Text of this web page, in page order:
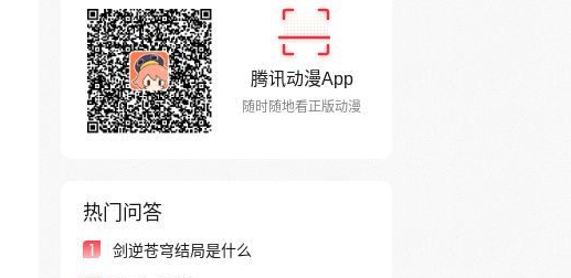
腾讯动漫App
随时随地看正版动漫
热门问答
1 剑逆苍穹结局是什么